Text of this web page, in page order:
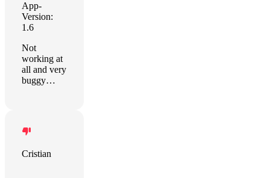
App-
Version:
1.6
Not
working at
all and very
buggy…
Cristian